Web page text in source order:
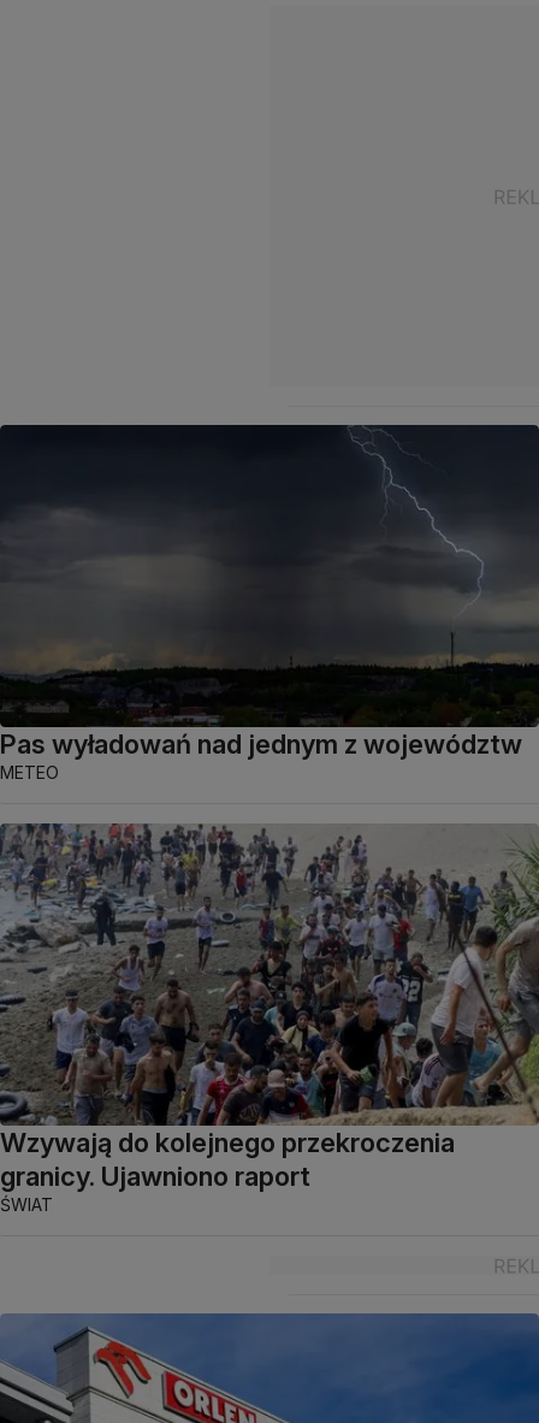
Pas wyładowań nad jednym z województw
METEO
Wzywają do kolejnego przekroczenia
granicy. Ujawniono raport
ŚWIAT